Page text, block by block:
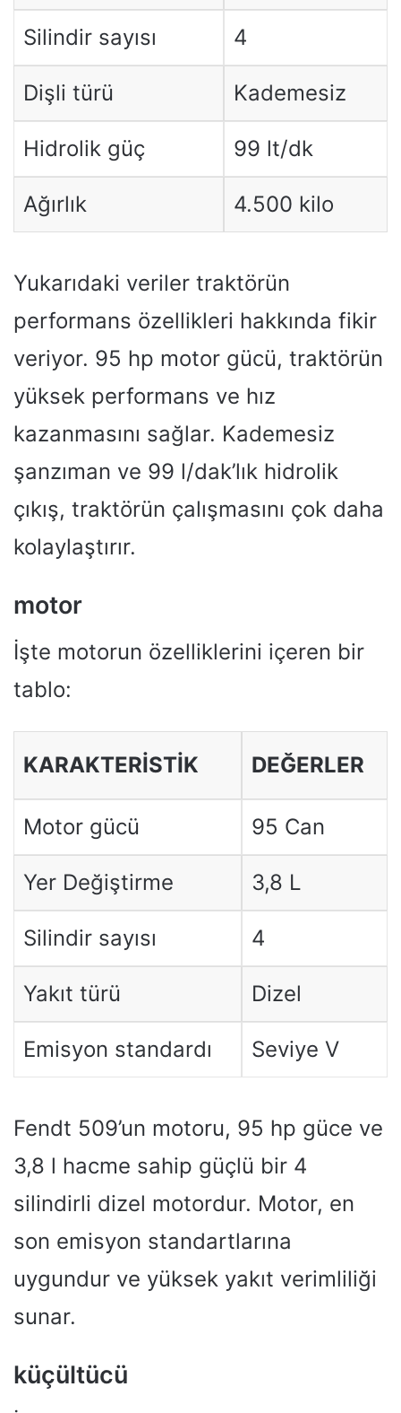
Silindir sayısı 4
Dişli türü Kademesiz
Hidrolik güç 99 lt/dk
Ağırlık 4.500 kilo
Yukarıdaki veriler traktörün
performans özellikleri hakkında fikir
veriyor. 95 hp motor gücü, traktörün
yüksek performans ve hız
kazanmasını sağlar. Kademesiz
şanzıman ve 99 l/dak’lık hidrolik
çıkış, traktörün çalışmasını çok daha
kolaylaştırır.
motor
İşte motorun özelliklerini içeren bir
tablo:
KARAKTERISTIK DEĞERLER
Motor gücü 95 Can
Yer Değiştirme 3,8 L
Silindir sayısı 4
Yakıt türü Dizel
Emisyon standardı Seviye V
Fendt 509’un motoru, 95 hp güce ve
3,8 l hacme sahip güçlü bir 4
silindirli dizel motordur. Motor, en
son emisyon standartlarına
uygundur ve yüksek yakıt verimliliği
sunar.
küçültücü